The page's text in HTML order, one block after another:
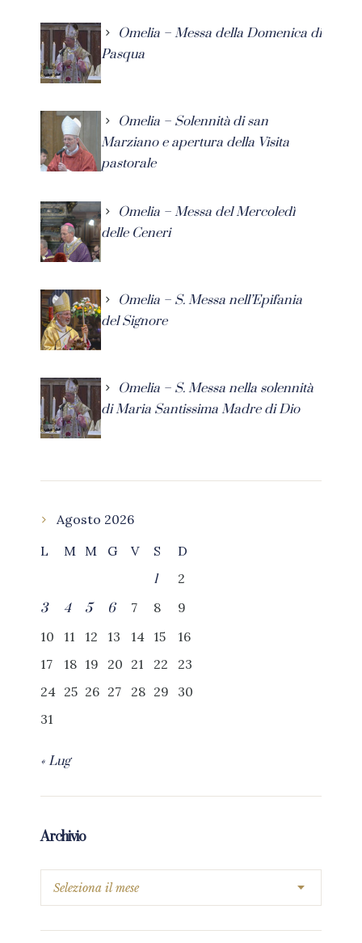
Omelia – Messa della Domenica di
Pasqua
Omelia – Solennità di san
Marziano e apertura della Visita
pastorale
Omelia – Messa del Mercoledì
delle Ceneri
Omelia – S. Messa nell’Epifania
del Signore
Omelia – S. Messa nella solennità
di Maria Santissima Madre di Dio
Agosto 2026
L
M M G V S
D
1
2
3
4 5 6 7 8
9
10
11 12 13 14 15
16
17
18 19 20 21 22
23
24 25 26 27 28 29
30
31
« Lug
Archivio